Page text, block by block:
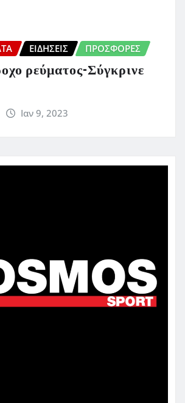
ΕΙΔΗΣΕΙΣ ΠΡΟΣΦΟΡΈΣ
ρεύματος-Σύγκρινε
Ιαν 9, 2023